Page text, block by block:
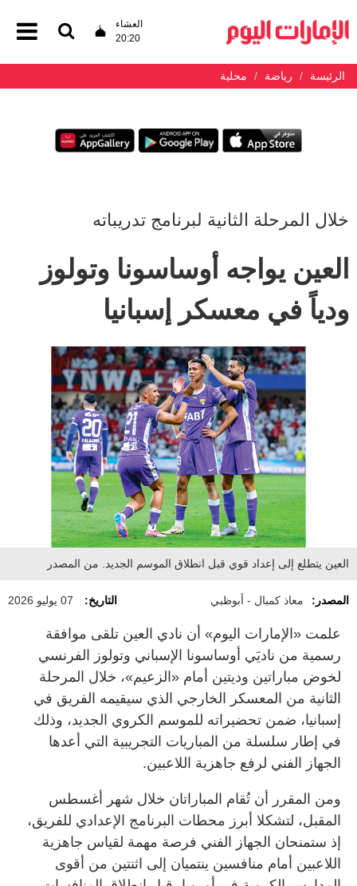
العشاء
20:20
الرئيسة رياضة محلية
خلال المرحلة الثانية لبرنامج تدريباته
العين يواجه أوساسونا وتولوز
ودياً في معسكر إسبانيا
العين يتطلع إلى إعداد قوي قبل انطلاق الموسم الجديد. من المصدر
المصدر: معاذ كمبال - أبوظبي التاريخ: 07 يوليو 2026
علمت «الإمارات اليوم» أن نادي العين تلقى موافقة
رسمية من ناديَي أوساسونا الإسباني وتولوز الفرنسي
لخوض مباراتين وديتين أمام «الزعيم»، خلال المرحلة
الثانية من المعسكر الخارجي الذي سيقيمه الفريق في
إسبانيا، ضمن تحضيراته للموسم الكروي الجديد، وذلك
في إطار سلسلة من المباريات التجريبية التي أعدها
الجهاز الفني لرفع جاهزية اللاعبين.
ومن المقرر أن تُقام المباراتان خلال شهر أغسطس
المقبل، لتشكلا أبرز محطات البرنامج الإعدادي للفريق،
إذ ستمنحان الجهاز الفني فرصة مهمة لقياس جاهزية
اللاعبين أمام منافسين ينتميان إلى اثنتين من أقوى